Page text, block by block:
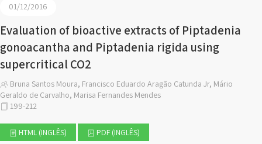
01/12/2016
Evaluation of bioactive extracts of Piptadenia
gonoacantha and Piptadenia rigida using
supercritical CO2
Bruna Santos Moura, Francisco Eduardo Aragão Catunda Jr, Mário
Geraldo de Carvalho, Marisa Fernandes Mendes
199-212
HTML (INGLÊS) PDF (INGLÊS)